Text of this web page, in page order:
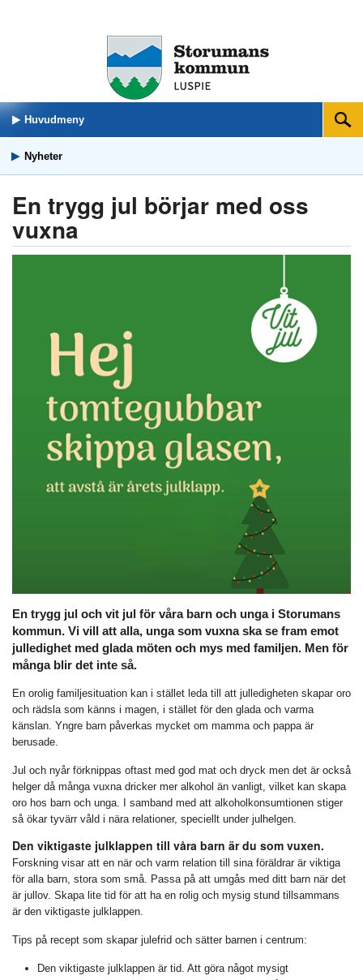
Huvudmeny Sök
Nyheter
En trygg jul börjar med oss
vuxna
En trygg jul och vit jul för våra barn och unga i Storumans
kommun. Vi vill att alla, unga som vuxna ska se fram emot
julledighet med glada möten och mys med familjen. Men för
många blir det inte så.
En orolig familjesituation kan i stället leda till att julledigheten skapar oro
och rädsla som känns i magen, i stället för den glada och varma
känslan. Yngre barn påverkas mycket om mamma och pappa är
berusade.
Jul och nyår förknippas oftast med god mat och dryck men det är också
helger då många vuxna dricker mer alkohol än vanligt, vilket kan skapa
oro hos barn och unga. I samband med att alkoholkonsumtionen stiger
så ökar tyvärr våld i nära relationer, speciellt under julhelgen.
Den viktigaste julklappen till våra barn är du som vuxen.
Forskning visar att en när och varm relation till sina föräldrar är viktiga
för alla barn, stora som små. Passa på att umgås med ditt barn när det
är jullov. Skapa lite tid för att ha en rolig och mysig stund tillsammans
är den viktigaste julklappen.
Tips på recept som skapar julefrid och sätter barnen i centrum:
Den viktigaste julklappen är tid. Att göra något mysigt